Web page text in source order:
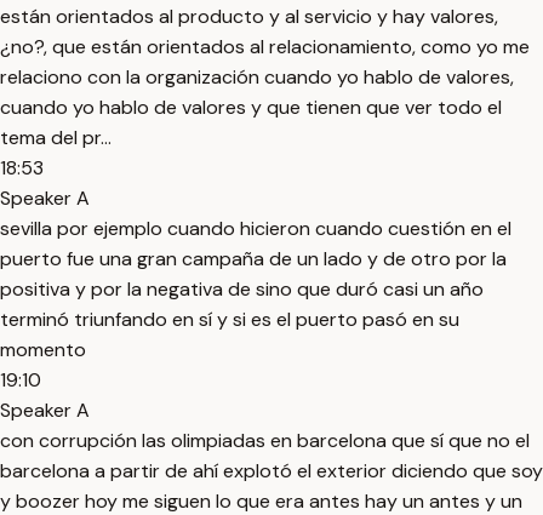
están orientados al producto y al servicio y hay valores,
¿no?, que están orientados al relacionamiento, como yo me
relaciono con la organización cuando yo hablo de valores,
cuando yo hablo de valores y que tienen que ver todo el
tema del pr...
18:53
Speaker A
sevilla por ejemplo cuando hicieron cuando cuestión en el
puerto fue una gran campaña de un lado y de otro por la
positiva y por la negativa de sino que duró casi un año
terminó triunfando en sí y si es el puerto pasó en su
momento
19:10
Speaker A
con corrupción las olimpiadas en barcelona que sí que no el
barcelona a partir de ahí explotó el exterior diciendo que soy
y boozer hoy me siguen lo que era antes hay un antes y un